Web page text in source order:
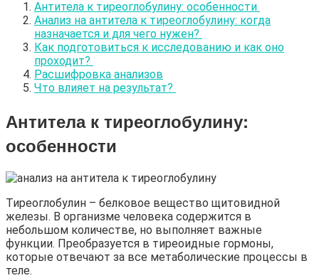
Антитела к тиреоглобулину: особенности
Анализ на антитела к тиреоглобулину: когда
назначается и для чего нужен?
Как подготовиться к исследованию и как оно
проходит?
Расшифровка анализов
Что влияет на результат?
Антитела к тиреоглобулину:
особенности
Тиреоглобулин – белковое вещество щитовидной
железы. В организме человека содержится в
небольшом количестве, но выполняет важные
функции. Преобразуется в тиреоидные гормоны,
которые отвечают за все метаболические процессы в
теле.